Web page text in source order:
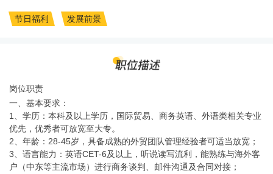
节日福利 发展前景
岗位职责
一、基本要求：
1、学历：本科及以上学历，国际贸易、商务英语、外语类相关专业
优先，优秀者可放宽至大专。
2、年龄：28-45岁，具备成熟的外贸团队管理经验者可适当放宽；
3、语言能力：英语CET-6及以上，听说读写流利，能熟练与海外客
户（中东等主流市场）进行商务谈判、邮件沟通及合同对接；